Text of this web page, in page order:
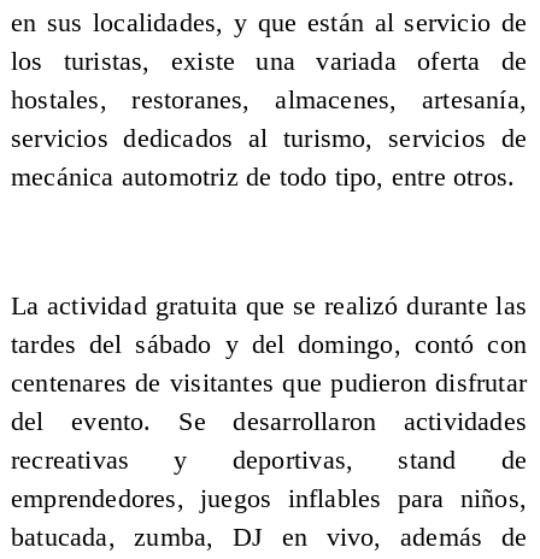
en sus localidades, y que están al servicio de
los turistas, existe una variada oferta de
hostales, restoranes, almacenes, artesanía,
servicios dedicados al turismo, servicios de
mecánica automotriz de todo tipo, entre otros.
La actividad gratuita que se realizó durante las
tardes del sábado y del domingo, contó con
centenares de visitantes que pudieron disfrutar
del evento. Se desarrollaron actividades
recreativas y deportivas, stand de
emprendedores, juegos inflables para niños,
batucada, zumba, DJ en vivo, además de